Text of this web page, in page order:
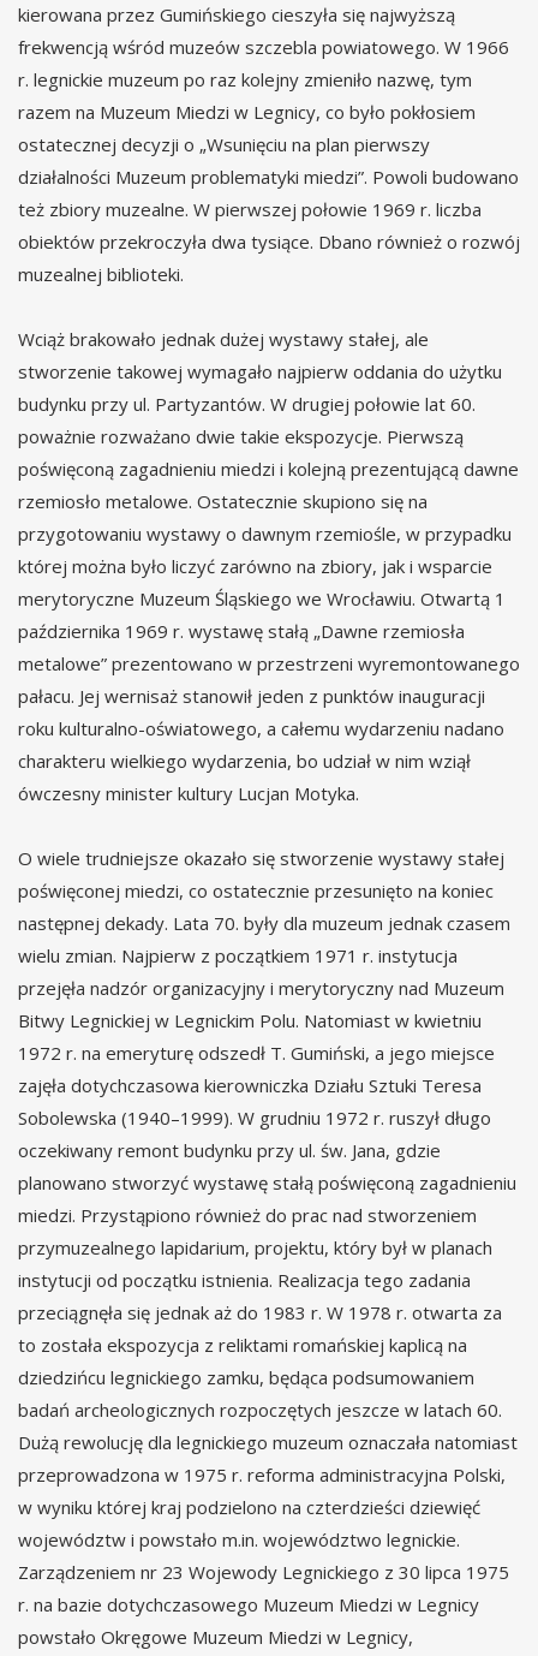
kierowana przez Gumińskiego cieszyła się najwyższą
frekwencją wśród muzeów szczebla powiatowego. W 1966
r. legnickie muzeum po raz kolejny zmieniło nazwę, tym
razem na Muzeum Miedzi w Legnicy, co było pokłosiem
ostatecznej decyzji o „Wsunięciu na plan pierwszy
działalności Muzeum problematyki miedzi”. Powoli budowano
też zbiory muzealne. W pierwszej połowie 1969 r. liczba
obiektów przekroczyła dwa tysiące. Dbano również o rozwój
muzealnej biblioteki.
Wciąż brakowało jednak dużej wystawy stałej, ale
stworzenie takowej wymagało najpierw oddania do użytku
budynku przy ul. Partyzantów. W drugiej połowie lat 60.
poważnie rozważano dwie takie ekspozycje. Pierwszą
poświęconą zagadnieniu miedzi i kolejną prezentującą dawne
rzemiosło metalowe. Ostatecznie skupiono się na
przygotowaniu wystawy o dawnym rzemiośle, w przypadku
której można było liczyć zarówno na zbiory, jak i wsparcie
merytoryczne Muzeum Śląskiego we Wrocławiu. Otwartą 1
października 1969 r. wystawę stałą „Dawne rzemiosła
metalowe” prezentowano w przestrzeni wyremontowanego
pałacu. Jej wernisaż stanowił jeden z punktów inauguracji
roku kulturalno-oświatowego, a całemu wydarzeniu nadano
charakteru wielkiego wydarzenia, bo udział w nim wziął
ówczesny minister kultury Lucjan Motyka.
O wiele trudniejsze okazało się stworzenie wystawy stałej
poświęconej miedzi, co ostatecznie przesunięto na koniec
następnej dekady. Lata 70. były dla muzeum jednak czasem
wielu zmian. Najpierw z początkiem 1971 r. instytucja
przejęła nadzór organizacyjny i merytoryczny nad Muzeum
Bitwy Legnickiej w Legnickim Polu. Natomiast w kwietniu
1972 r. na emeryturę odszedł T. Gumiński, a jego miejsce
zajęła dotychczasowa kierowniczka Działu Sztuki Teresa
Sobolewska (1940–1999). W grudniu 1972 r. ruszył długo
oczekiwany remont budynku przy ul. św. Jana, gdzie
planowano stworzyć wystawę stałą poświęconą zagadnieniu
miedzi. Przystąpiono również do prac nad stworzeniem
przymuzealnego lapidarium, projektu, który był w planach
instytucji od początku istnienia. Realizacja tego zadania
przeciągnęła się jednak aż do 1983 r. W 1978 r. otwarta za
to została ekspozycja z reliktami romańskiej kaplicą na
dziedzińcu legnickiego zamku, będąca podsumowaniem
badań archeologicznych rozpoczętych jeszcze w latach 60.
Dużą rewolucję dla legnickiego muzeum oznaczała natomiast
przeprowadzona w 1975 r. reforma administracyjna Polski,
w wyniku której kraj podzielono na czterdzieści dziewięć
województw i powstało m.in. województwo legnickie.
Zarządzeniem nr 23 Wojewody Legnickiego z 30 lipca 1975
r. na bazie dotychczasowego Muzeum Miedzi w Legnicy
powstało Okręgowe Muzeum Miedzi w Legnicy,